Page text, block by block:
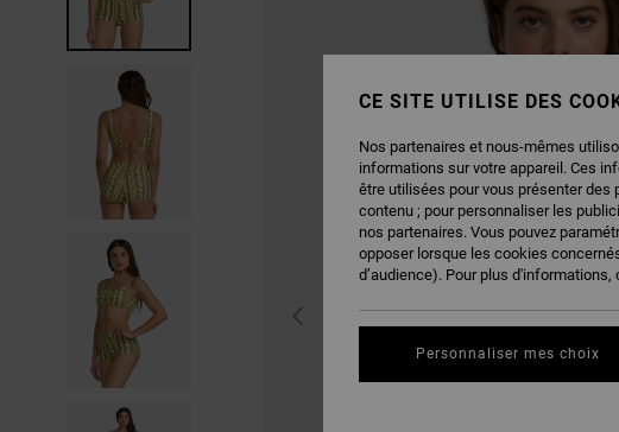
CE SITE UTILISE DES
Nos partenaires et nous-mêmes
informations sur votre appareil. Ces
être utilisées pour vous présenter
contenu ; pour personnaliser les
nos partenaires. Vous pouvez
opposer lorsque les cookies
d’audience). Pour plus d'informations,
Personnaliser mes choix